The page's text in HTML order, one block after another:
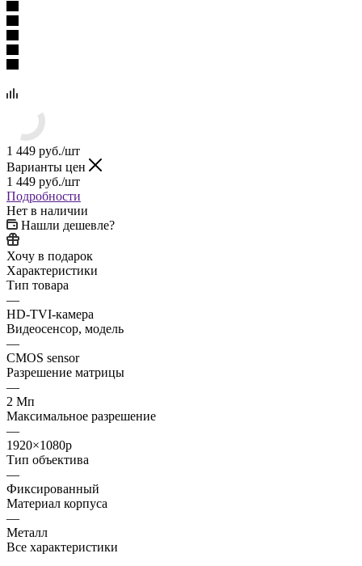
1 449 руб./шт
Варианты цен
1 449 руб./шт
Подробности
Нет в наличии
Нашли дешевле?
Хочу в подарок
Характеристики
Тип товара
—
HD-TVI-камера
Видеосенсор, модель
—
CMOS sensor
Разрешение матрицы
—
2 Мп
Максимальное разрешение
—
1920×1080p
Тип объектива
—
Фиксированный
Материал корпуса
—
Металл
Все характеристики